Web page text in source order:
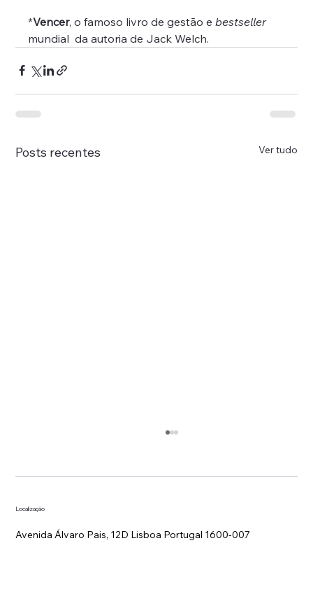
*Vencer, o famoso livro de gestão e bestseller
mundial  da autoria de Jack Welch.
Posts recentes Ver tudo
Localização
Avenida Álvaro Pais, 12D Lisboa Portugal 1600-007